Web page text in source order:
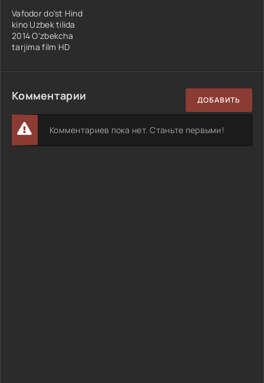
Vafodor do'st Hind
kino Uzbek tilida
2014 O'zbekcha
tarjima film HD
Комментарии ДОБАВИТЬ
Комментариев пока нет. Станьте первыми!